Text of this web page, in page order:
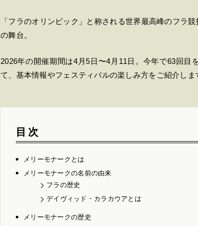
「フラのオリンピック」と称される世界最高峰のフラ
の舞台。
2026年の開催期間は4月5日〜4月11日。今年で63回
て、基本情報やフェスティバルの楽しみ方をご紹介しま
目次
メリーモナークとは
メリーモナークの名前の由来
フラの歴史
デイヴィッド・カラカウアとは
メリーモナークの歴史